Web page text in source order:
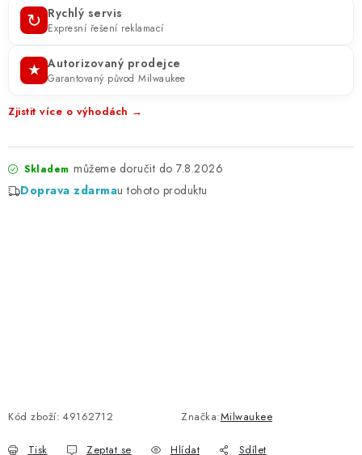
↻ Rychlý servis
Expresní řešení reklamací
★ Autorizovaný prodejce
Garantovaný původ Milwaukee
Zjistit více o výhodách →
Skladem
7.8.2026
Doprava zdarmau tohoto produktu
Kód zboží: 49162712 Značka:Milwaukee
Tisk Zeptat se Hlídat Sdílet